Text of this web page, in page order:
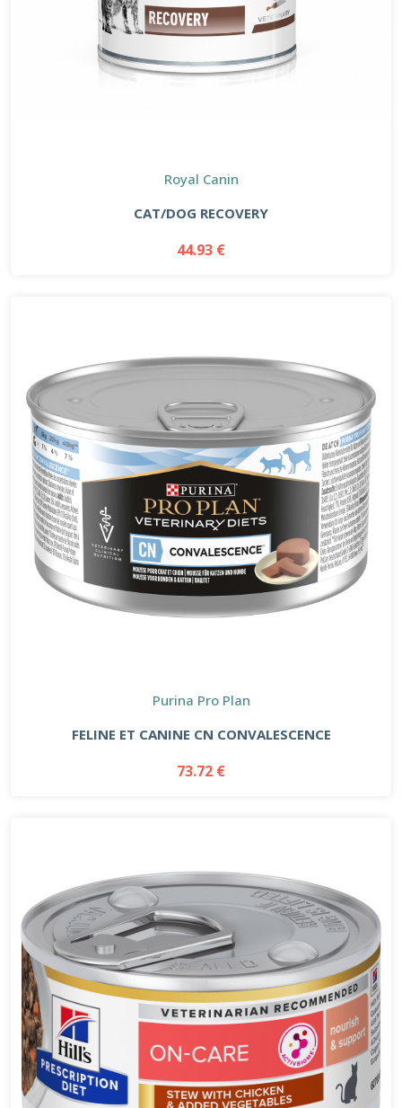
Royal Canin
CAT/DOG RECOVERY
44.93 €
Purina Pro Plan
FELINE ET CANINE CN CONVALESCENCE
73.72 €